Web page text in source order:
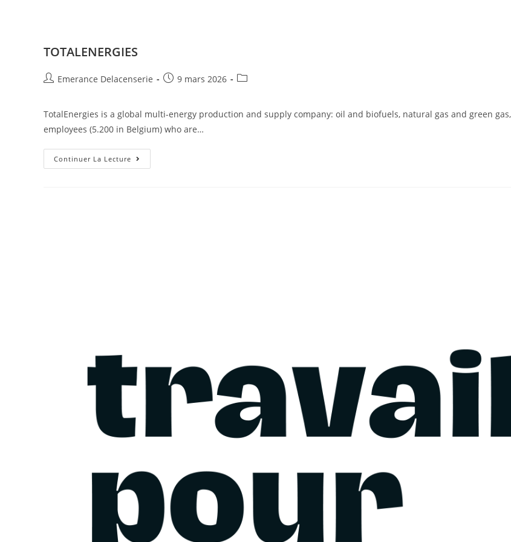
TOTALENERGIES
Emerance Delacenserie 9 mars 2026
TotalEnergies is a global multi-energy production and supply company: oil and biofuels, natural gas and green
employees (5.200 in Belgium) who are…
Continuer La Lecture